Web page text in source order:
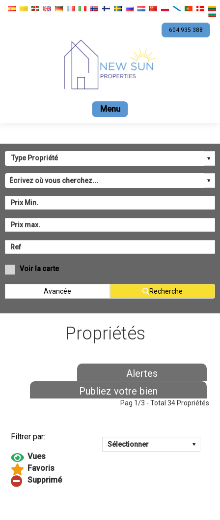
604 935 388
Location
Voir la carte
Avancée Recherche
Propriétés
Pag 1/3 - Total 34 Propriétés
Alertes
Publiez votre bien